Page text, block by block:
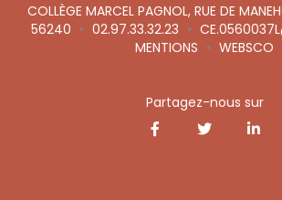
COLLÈGE MARCEL PAGNOL, RUE DE
56240 • 02.97.33.32.23 •
MENTIONS • WEBSCO
Partagez-nous sur